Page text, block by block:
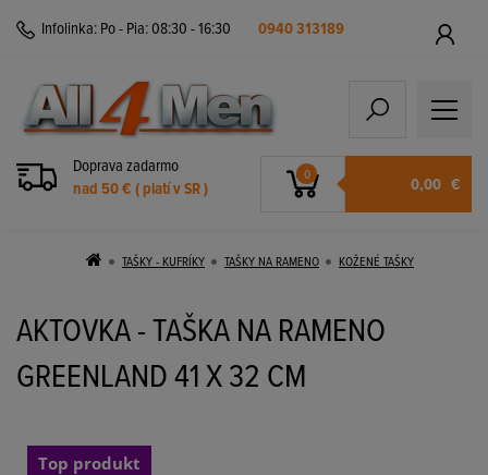
Infolinka: Po - Pia: 08:30 - 16:30 0940 313189
Doprava zadarmo
nad 50 € ( platí v SR )
0 0,00 €
TAŠKY - KUFRÍKY TAŠKY NA RAMENO KOŽENÉ TAŠKY
AKTOVKA - TAŠKA NA RAMENO
GREENLAND 41 X 32 CM
Top produkt